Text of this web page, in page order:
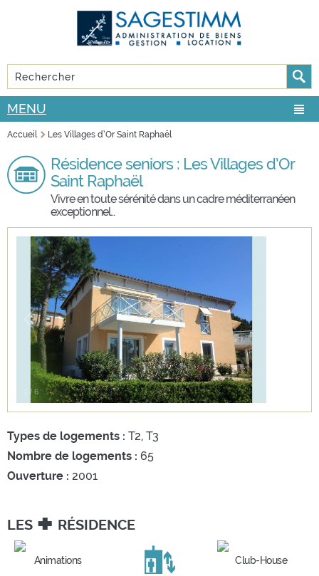
FORMULAIRE DE RECHERCHE
Rechercher
MENU
Accueil Les Villages d’Or Saint Raphaël
Résidence seniors : Les Villages d’Or
Saint Raphaël
Vivre en toute sérénité dans un cadre méditerranéen
exceptionnel...
/ 6
Types de logements : T2, T3
Nombre de logements : 65
Ouverture : 2001
LES + RÉSIDENCE
Animations
Club-House